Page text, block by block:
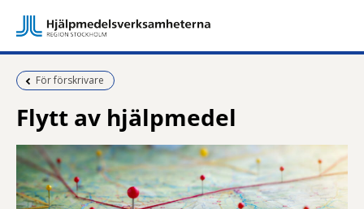
Föregående sida:
För förskrivare
Flytt av hjälpmedel